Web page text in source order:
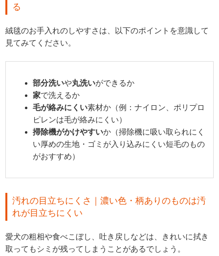
る
絨毯のお手入れのしやすさは、以下のポイントを意識して
見てみてください。
部分洗いや丸洗いができるか
家で洗えるか
毛が絡みにくい素材か（例：ナイロン、ポリプロ
ピレンは毛が絡みにくい）
掃除機がかけやすいか（掃除機に吸い取られにく
い厚めの生地・ゴミが入り込みにくい短毛のもの
がおすすめ）
汚れの目立ちにくさ｜濃い色・柄ありのものは汚
れが目立ちにくい
愛犬の粗相や食べこぼし、吐き戻しなどは、きれいに拭き
取ってもシミが残ってしまうことがあるでしょう。